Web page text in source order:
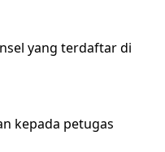
yang terdaftar di
kepada petugas